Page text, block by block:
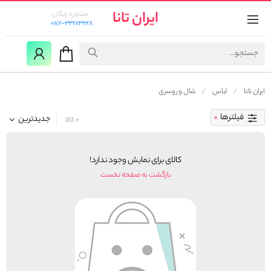
ایران تانا
مشاوره رایگان:
087-33173228
ایران تانا لباس شال و روسری
فیلترها جدیدترین 0 کالا
کالای برای نمایش وجود ندارد!
بازگشت به صفحه نخست